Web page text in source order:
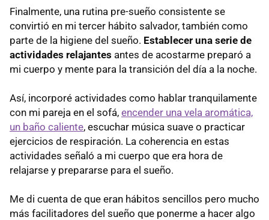
Finalmente, una rutina pre-sueño consistente se
convirtió en mi tercer hábito salvador, también como
parte de la higiene del sueño. Establecer una serie de
actividades relajantes antes de acostarme preparó a
mi cuerpo y mente para la transición del día a la noche.
Así, incorporé actividades como hablar tranquilamente
con mi pareja en el sofá, encender una vela aromática,
un baño caliente, escuchar música suave o practicar
ejercicios de respiración. La coherencia en estas
actividades señaló a mi cuerpo que era hora de
relajarse y prepararse para el sueño.
Me di cuenta de que eran hábitos sencillos pero mucho
más facilitadores del sueño que ponerme a hacer algo